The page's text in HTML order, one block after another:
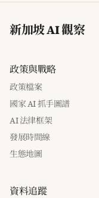
新加坡 AI 觀察
政策與戰略
政策檔案
國家 AI 抓手圖譜
AI 法律框架
發展時間線
生態地圖
資料追蹤